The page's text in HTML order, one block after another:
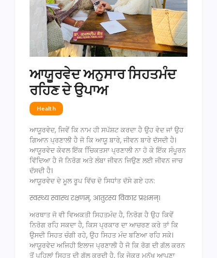
ਆਯੂਰਵੇਦ ਅਨੁਸਾਰ ਸਿਹਤਮੰਦ
ਰਹਿਣ ਦੇ ਉਪਾਅ
Health
ਆਯੂਰਵੇਦ, ਜਿਵੇਂ ਕਿ ਨਾਮ ਹੀ ਸਪੱਸ਼ਟ ਕਰਦਾ ਹੈ ਉਹ ਵੇਦ ਜਾਂ ਉਹ
ਗਿਆਨ ਪ੍ਰਣਾਲੀ ਹੈ ਜੋ ਕਿ ਆਯੂ ਬਾਰੇ, ਜੀਵਨ ਬਾਰੇ ਦੱਸਦੀ ਹੈ।
ਆਯੂਰਵੇਦ ਕੇਵਲ ਇੱਕ ਚਿਿਕਤਸਾ ਪ੍ਰਣਾਲੀ ਨਾ ਹੋ ਕੇ ਇੱਕ ਸੰਪੂਰਨ
ਵਿੱਦਿਆ ਹੈ ਜੋ ਨਿਰੋਗ ਅਤੇ ਲੰਬਾ ਜੀਵਨ ਜਿਉਣ ਲਈ ਜੀਵਨ ਜਾਚ
ਦੱਸਦੀ ਹੈ।
ਆਯੂਰਵੇਦ ਦੇ ਮੂਲ ਰੂਪ ਵਿੱਚ ਦੋ ਸਿਧਾਂਤ ਦੱਸੇ ਗਏ ਹਨ:
स्वस्थ्य स्वास्थ रक्षणम्‌, आतुरस्य विकार प्रशमन्‌।
ਅਰਥਾਤ ਜੋ ਵੀ ਵਿਅਕਤੀ ਸਿਹਤਮੰਦ ਹੈ, ਨਿਰੋਗ ਹੈ ਉਹ ਕਿਵੇਂ
ਨਿਰੋਗ ਰਹਿ ਸਕਦਾ ਹੈ, ਕਿਸ ਪ੍ਰਕਾਰ ਦਾ ਆਚਰਣ ਕਰੇ ਤਾਂ ਕਿ
ਉਸਦੀ ਸਿਹਤ ਚੰਗੀ ਰਹੇ, ਉਹ ਸਿਹਤ ਮੰਦ ਬਣਿਆ ਰਹਿ ਸਕੇ।
ਆਯੂਰਵੇਦ ਅਜਿਹੀ ਇਲਾਜ ਪ੍ਰਣਾਲੀ ਹੈ ਜੋ ਕਿ ਰੋਗ ਦੀ ਗੱਲ ਕਰਨ
ਤੋਂ ਪਹਿਲਾਂ ਸਿਹਤ ਦੀ ਗੱਲ ਕਰਦੀ ਹੈ, ਕਿ ਜੇਕਰ ਮਨੁੱਖ ਆਪਣਾ